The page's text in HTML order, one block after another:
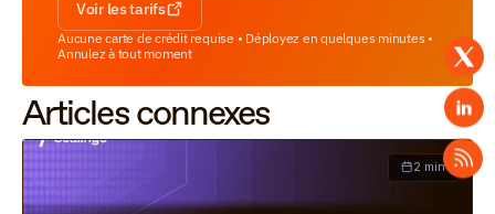
Voir les tarifs
Aucune carte de crédit requise • Déployez en quelques minutes •
Annulez à tout moment
Articles connexes
2 min